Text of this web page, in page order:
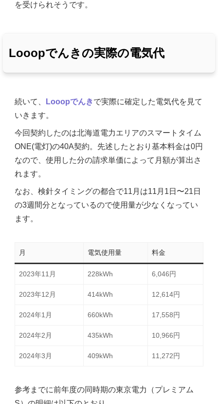
を受けられそうです。
Looopでんきの実際の電気代
続いて、 Looopでんきで実際に確定した電気代を見て
いきます。
今回契約したのは北海道電力エリアのスマートタイム
ONE(電灯)の40A契約。先述したとおり基本料金は0円
なので、使用した分の請求単価によって月額が算出さ
れます。
なお、検針タイミングの都合で11月は11月1日〜21日
の3週間分となっているので使用量が少なくなってい
ます。
月 電気使用量 料金
2023年11月 228kWh 6,046円
2023年12月 414kWh 12,614円
2024年1月 660kWh 17,558円
2024年2月 435kWh 10,966円
2024年3月 409kWh 11,272円
参考までに前年度の同時期の東京電力（プレミアム